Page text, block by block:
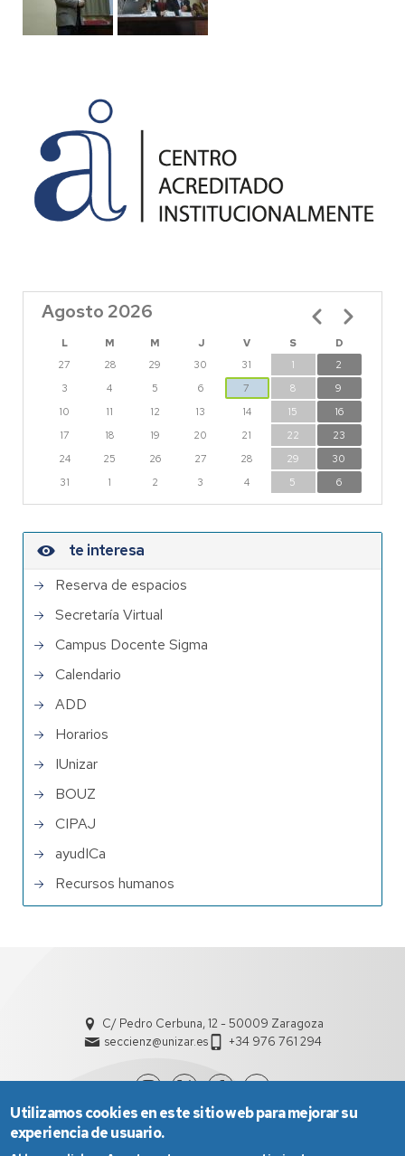
Agosto 2026
L M M J V S
D
27
28 29 30 31 1
2
3
4 5 6 7 8
9
10
11 12 13 14 15
16
17
18 19 20 21 22
23
24
25 26 27 28 29
30
31
1 2 3 4 5 6
Paginación
te interesa
Reserva de espacios
Secretaría Virtual
Campus Docente Sigma
Calendario
ADD
Horarios
IUnizar
BOUZ
CIPAJ
ayudICa
Recursos humanos
C/ Pedro Cerbuna, 12 - 50009 Zaragoza
seccienz@unizar.es
+34 976 761 294
Utilizamos cookies en este sitio web para mejorar su
experiencia de usuario.